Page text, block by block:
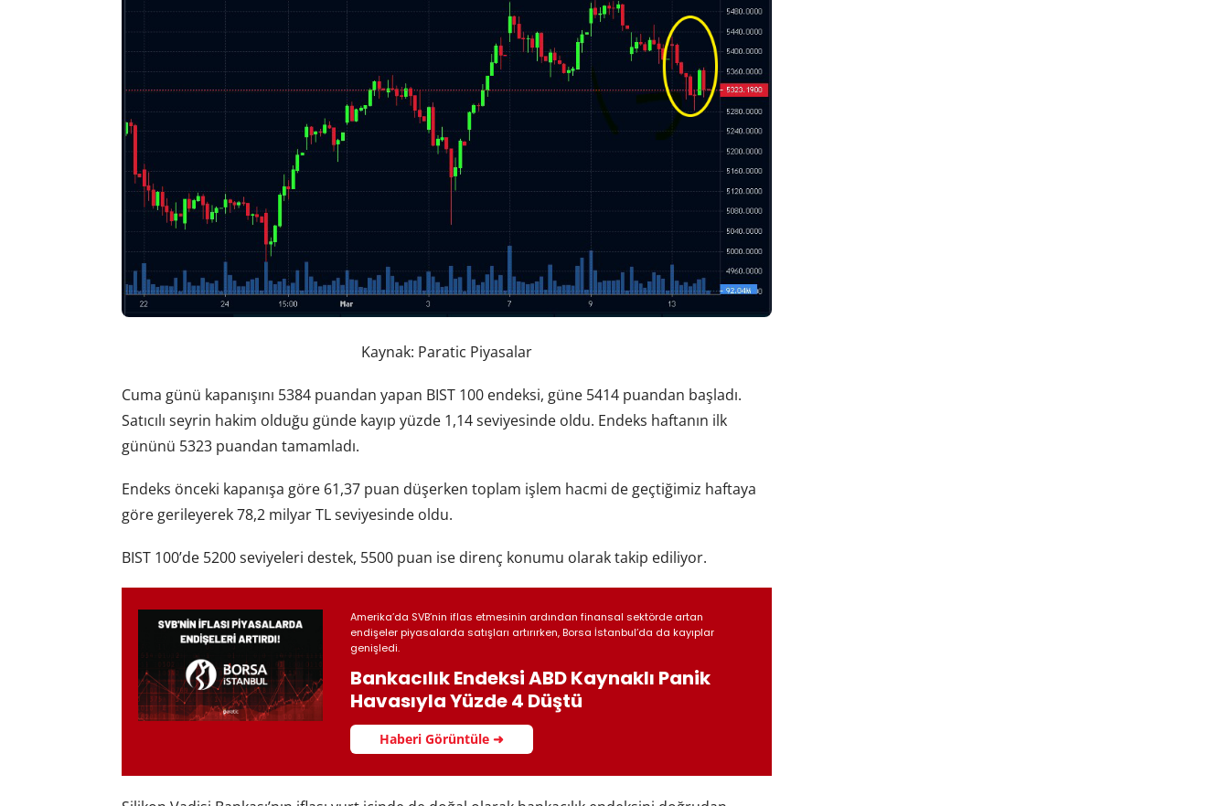
Kaynak: Paratic Piyasalar
Cuma günü kapanışını 5384 puandan yapan BIST 100 endeksi, güne 5414 puandan başladı.
Satıcılı seyrin hakim olduğu günde kayıp yüzde 1,14 seviyesinde oldu. Endeks haftanın ilk
gününü 5323 puandan tamamladı.
Endeks önceki kapanışa göre 61,37 puan düşerken toplam işlem hacmi de geçtiğimiz haftaya
göre gerileyerek 78,2 milyar TL seviyesinde oldu.
BIST 100’de 5200 seviyeleri destek, 5500 puan ise direnç konumu olarak takip ediliyor.
Amerika’da SVB’nin iflas etmesinin ardından finansal sektörde artan
endişeler piyasalarda satışları artırırken, Borsa İstanbul’da da kayıplar
genişledi.
Bankacılık Endeksi ABD Kaynaklı Panik
Havasıyla Yüzde 4 Düştü
Haberi Görüntüle ➜